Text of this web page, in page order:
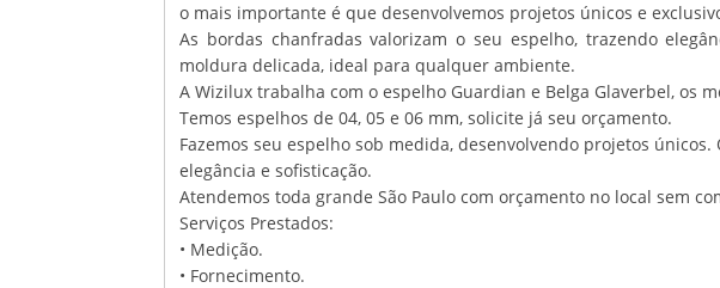
o mais importante é que desenvolvemos projetos únicos e
As bordas chanfradas valorizam o seu espelho, trazendo
moldura delicada, ideal para qualquer ambiente.
A Wizilux trabalha com o espelho Guardian e Belga Glaverbel, os
Temos espelhos de 04, 05 e 06 mm, solicite já seu orçamento.
Fazemos seu espelho sob medida, desenvolvendo projetos
elegância e sofisticação.
Atendemos toda grande São Paulo com orçamento no local sem
Serviços Prestados:
• Medição.
• Fornecimento.